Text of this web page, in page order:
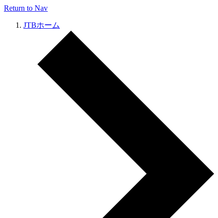
Return to Nav
JTBホーム